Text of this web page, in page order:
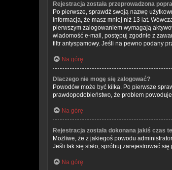
Rejestracja została przeprowadzona
Po pierwsze, sprawdź swoją nazwę
informacja, że masz mniej niż 13 lat.
pierwszym zalogowaniem wymagają
wiadomość e-mail, postępuj zgodnie z
filtr antyspamowy. Jeśli na pewno podany
Na górę
Dlaczego nie mogę się zalogować?
Powodów może być kilka. Po pierwsze
prawdopodobieństwo, że problem
Na górę
Rejestracja została dokonana jakiś czas
Możliwe, że z jakiegoś powodu
Jeśli tak się stało, spróbuj zarejestrować
Na górę